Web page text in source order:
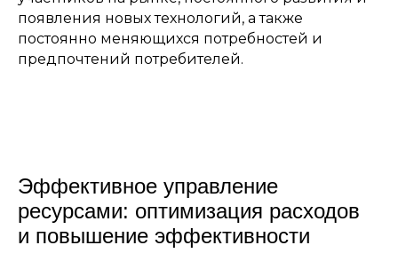
появления новых технологий, а также
постоянно меняющихся потребностей и
предпочтений потребителей.
Эффективное управление
ресурсами: оптимизация расходов
и повышение эффективности